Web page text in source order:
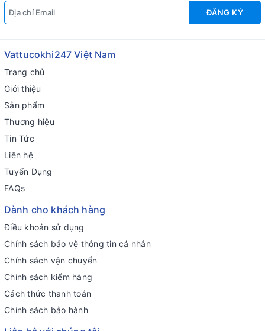
ĐĂNG KÝ
Vattucokhi247 Việt Nam
Trang chủ
Giới thiệu
Sản phẩm
Thương hiệu
Tin Tức
Liên hệ
Tuyển Dụng
FAQs
Dành cho khách hàng
Điều khoản sử dụng
Chính sách bảo vệ thông tin cá nhân
Chính sách vận chuyển
Chính sách kiểm hàng
Cách thức thanh toán
Chính sách bảo hành